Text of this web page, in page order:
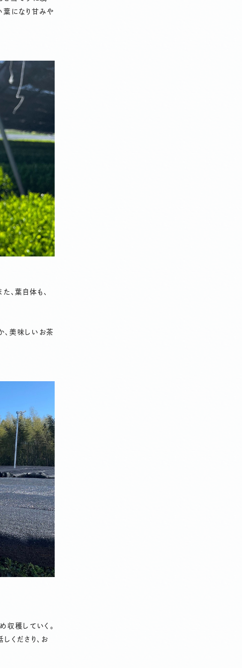
葉になり甘みや
、葉自体も、
、美味しいお茶
穫していく。
くださり、お